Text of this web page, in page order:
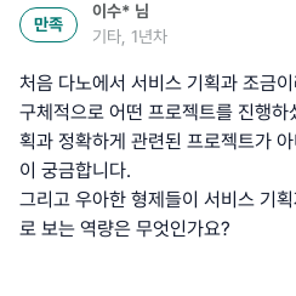
만족
이수* 님
기타, 1년차
처음 다노에서 서비스 기획과 조금
구체적으로 어떤 프로젝트를 진행하
획과 정확하게 관련된 프로젝트가
이 궁금합니다.
그리고 우아한 형제들이 서비스 기
로 보는 역량은 무엇인가요?